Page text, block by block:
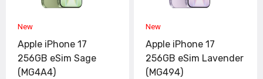
Apple iPhone 17
256GB eSim Sage
(MG4A4)
Apple iPhone 17
256GB eSim Lavender
(MG494)